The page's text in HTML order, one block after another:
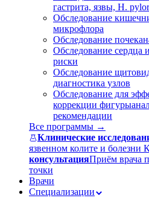
гастрита, язвы, H.
Обследование
микрофлора
Обследование почек
Обследование сердца
риски
Обследование
диагностика узлов
Обследование для
коррекции фигуры
рекомендации
Все программы →
Клинические
язвенном колите и болезни
консультацияПриём врача
точки
Врачи
Специализации